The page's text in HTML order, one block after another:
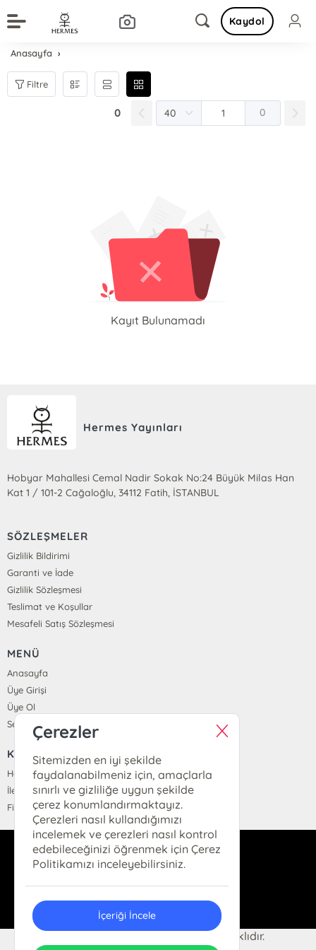
Kaydol
Anasayfa
Filtre
0 0
Kayıt Bulunamadı
Hermes Yayınları
Hobyar Mahallesi Cemal Nadir Sokak No:24 Büyük Milas Han
Kat 1 / 101-2 Cağaloğlu, 34112 Fatih, İSTANBUL
SÖZLEŞMELER
Gizlilik Bildirimi
Garanti ve İade
Gizlilik Sözleşmesi
Teslimat ve Koşullar
Mesafeli Satış Sözleşmesi
MENÜ
Anasayfa
Üye Girişi
Üye Ol
Sepetim
KURUMSAL
Hakkımızda
İletişim
Fiyat Listesi
dukkan@hermeskitap.com
0(212)-519-93-79
© 2025 Hermes Kitap. Her hakkı saklıdır.
Çerezler
Sitemizden en iyi şekilde
faydalanabilmeniz için, amaçlarla
sınırlı ve gizliliğe uygun şekilde
çerez konumlandırmaktayız.
Çerezleri nasıl kullandığımızı
incelemek ve çerezleri nasıl kontrol
edebileceğinizi öğrenmek için Çerez
Politikamızı inceleyebilirsiniz.
İçeriği İncele